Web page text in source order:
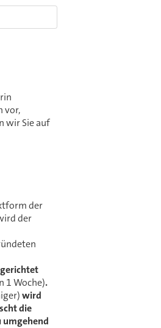
vor,
wir Sie auf
der
der
1 Woche).
wird
die
umgehend